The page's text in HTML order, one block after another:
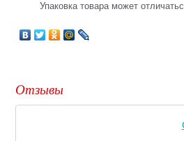
Упаковка товара может
Отзывы